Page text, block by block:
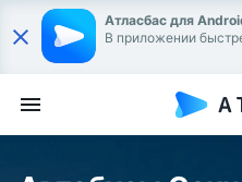
Атласбас для
В приложении